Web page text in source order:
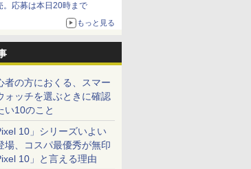
。応募は本日20時まで
もっと見る
者の方におくる、スマー
ォッチを選ぶときに確認
い10のこと
10」シリーズいよい
場、コスパ最優秀が無印
10」と言える理由